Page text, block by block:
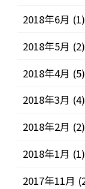
2018年6月 (1)
2018年5月 (2)
2018年4月 (5)
2018年3月 (4)
2018年2月 (2)
2018年1月 (1)
2017年11月